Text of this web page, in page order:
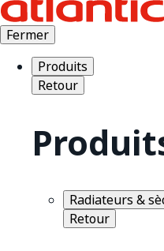
Fermer
Produits
Retour
Radiateurs &
Retour